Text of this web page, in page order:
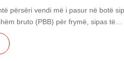
përsëri vendi më i pasur në botë
bruto (PBB) për frymë, sipas të…